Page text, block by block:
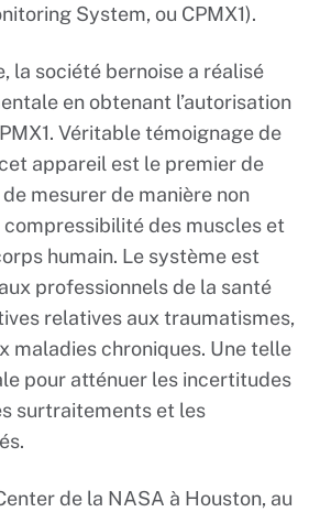
System, ou CPMX1).
la société bernoise a réalisé
en obtenant l’autorisation
Véritable témoignage de
appareil est le premier de
mesurer de manière non
des muscles et
humain. Le système est
professionnels de la santé
relatives aux traumatismes,
maladies chroniques. Une telle
pour atténuer les incertitudes
surtraitements et les
de la NASA à Houston, au